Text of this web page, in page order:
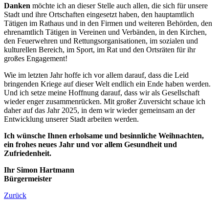
Danken möchte ich an dieser Stelle auch allen, die sich für unsere
Stadt und ihre Ortschaften eingesetzt haben, den hauptamtlich
Tätigen im Rathaus und in den Firmen und weiteren Behörden, den
ehrenamtlich Tätigen in Vereinen und Verbänden, in den Kirchen,
den Feuerwehren und Rettungsorganisationen, im sozialen und
kulturellen Bereich, im Sport, im Rat und den Ortsräten für ihr
großes Engagement!
Wie im letzten Jahr hoffe ich vor allem darauf, dass die Leid
bringenden Kriege auf dieser Welt endlich ein Ende haben werden.
Und ich setze meine Hoffnung darauf, dass wir als Gesellschaft
wieder enger zusammenrücken. Mit großer Zuversicht schaue ich
daher auf das Jahr 2025, in dem wir wieder gemeinsam an der
Entwicklung unserer Stadt arbeiten werden.
Ich wünsche Ihnen erholsame und besinnliche Weihnachten,
ein frohes neues Jahr und vor allem Gesundheit und
Zufriedenheit.
Ihr Simon Hartmann
Bürgermeister
Zurück